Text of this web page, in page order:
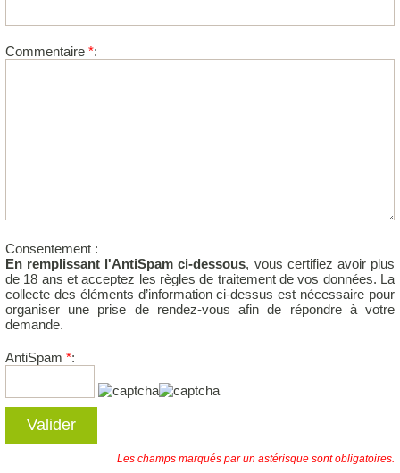
Commentaire *:
Consentement :
En remplissant l'AntiSpam ci-dessous, vous certifiez avoir plus
de 18 ans et acceptez les règles de traitement de vos données. La
collecte des éléments d’information ci-dessus est nécessaire pour
organiser une prise de rendez-vous afin de répondre à votre
demande.
AntiSpam *:
Les champs marqués par un astérisque sont obligatoires.